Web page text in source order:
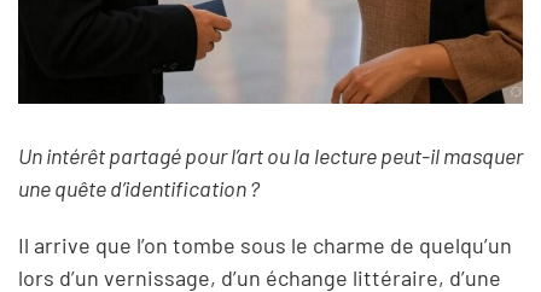
Un intérêt partagé pour l’art ou la lecture peut-il masquer
une quête d’identification ?
Il arrive que l’on tombe sous le charme de quelqu’un
lors d’un vernissage, d’un échange littéraire, d’une